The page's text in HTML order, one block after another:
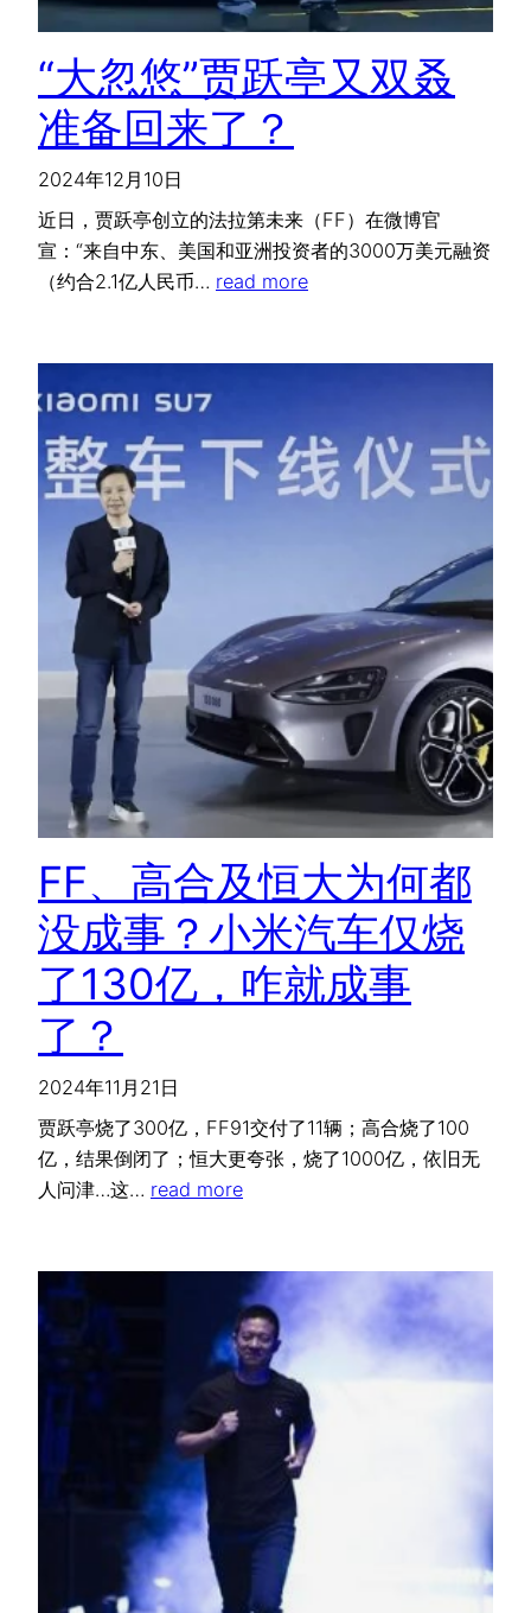
“大忽悠”贾跃亭又双叒
准备回来了？
2024年12月10日
近日，贾跃亭创立的法拉第未来（FF）在微博官
宣：“来自中东、美国和亚洲投资者的3000万美元融资
（约合2.1亿人民币… read more
FF、高合及恒大为何都
没成事？小米汽车仅烧
了130亿，咋就成事
了？
2024年11月21日
贾跃亭烧了300亿，FF91交付了11辆；高合烧了100
亿，结果倒闭了；恒大更夸张，烧了1000亿，依旧无
人问津…这… read more